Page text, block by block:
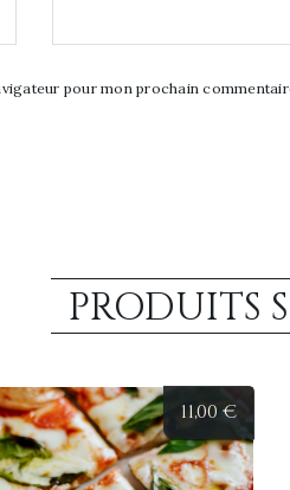
pour mon prochain
PRODUITS
11,00 €